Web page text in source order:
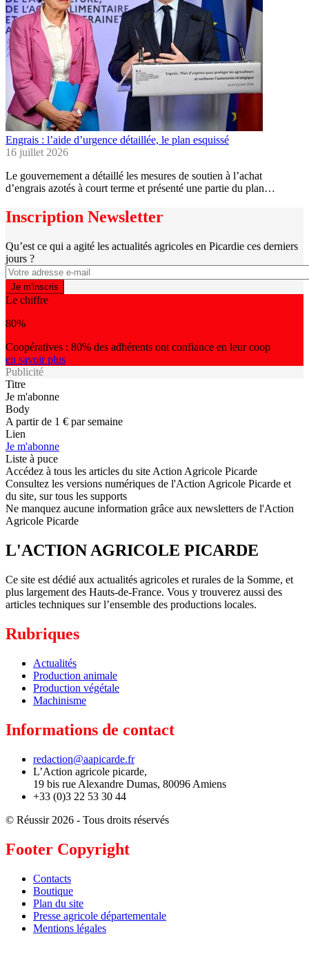
Engrais : l’aide d’urgence détaillée, le plan esquissé
16 juillet 2026
Le gouvernement a détaillé les mesures de soutien à l’achat
d’engrais azotés à court terme et présenté une partie du plan…
Inscription Newsletter
Qu’est ce qui a agité les actualités agricoles en Picardie ces derniers
jours ?
Le chiffre
80%
Coopératives : 80% des adhérents ont confiance en leur coop
en savoir plus
Publicité
Titre
Je m'abonne
Body
A partir de 1 € par semaine
Lien
Je m'abonne
Liste à puce
Accédez à tous les articles du site Action Agricole Picarde
Consultez les versions numériques de l'Action Agricole Picarde et
du site, sur tous les supports
Ne manquez aucune information grâce aux newsletters de l'Action
Agricole Picarde
L'ACTION AGRICOLE PICARDE
Ce site est dédié aux actualités agricoles et rurales de la Somme, et
plus largement des Hauts-de-France. Vous y trouverez aussi des
articles techniques sur l’ensemble des productions locales.
Rubriques
Actualités
Production animale
Production végétale
Machinisme
Informations de contact
redaction@aapicarde.fr
L’Action agricole picarde,
19 bis rue Alexandre Dumas, 80096 Amiens
+33 (0)3 22 53 30 44
© Réussir 2026 - Tous droits réservés
Footer Copyright
Contacts
Boutique
Plan du site
Presse agricole départementale
Mentions légales